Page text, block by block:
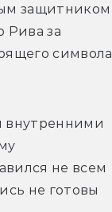
защитником
Рива за
символа
внутренними
не всем
не готовы